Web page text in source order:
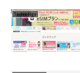
Technology